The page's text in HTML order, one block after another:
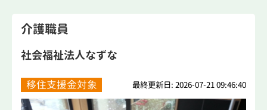
介護職員
社会福祉法人なずな
移住支援金対象 最終更新日: 2026-07-21 09:46:40